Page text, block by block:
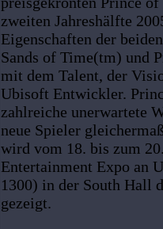
zweiten Jahreshälfte
Eigenschaften der
Sands of Time(tm) und
mit dem Talent, der
Ubisoft Entwickler.
zahlreiche unerwartete
neue Spieler
wird vom 18. bis zum
Entertainment Expo an
1300) in der South Hall
gezeigt.